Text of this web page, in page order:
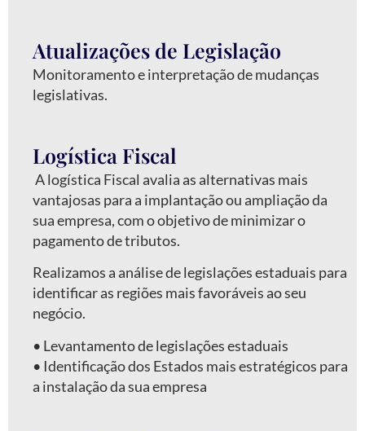
Atualizações de Legislação
Monitoramento e interpretação de mudanças
legislativas.
Logística Fiscal
A logística Fiscal avalia as alternativas mais
vantajosas para a implantação ou ampliação da
sua empresa, com o objetivo de minimizar o
pagamento de tributos.
Realizamos a análise de legislações estaduais para
identificar as regiões mais favoráveis ao seu
negócio.
•⁠ ⁠Levantamento de legislações estaduais
•⁠ ⁠Identificação dos Estados mais estratégicos para
a instalação da sua empresa